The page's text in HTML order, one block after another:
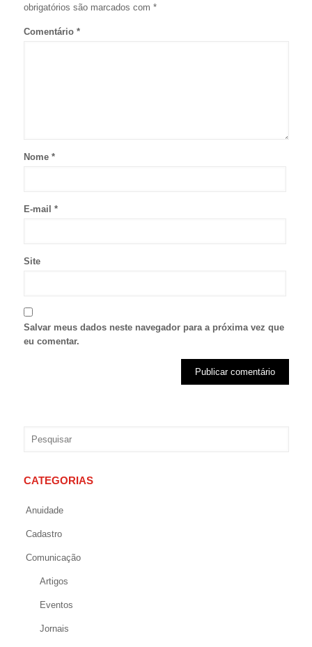
obrigatórios são marcados com *
Comentário *
Nome *
E-mail *
Site
Salvar meus dados neste navegador para a próxima vez que
eu comentar.
CATEGORIAS
Anuidade
Cadastro
Comunicação
Artigos
Eventos
Jornais